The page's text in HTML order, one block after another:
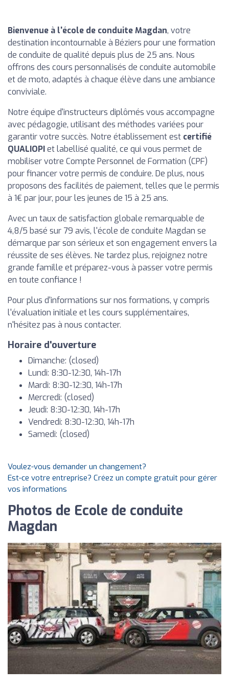
Bienvenue à l'école de conduite Magdan, votre
destination incontournable à Béziers pour une formation
de conduite de qualité depuis plus de 25 ans. Nous
offrons des cours personnalisés de conduite automobile
et de moto, adaptés à chaque élève dans une ambiance
conviviale.
Notre équipe d'instructeurs diplômés vous accompagne
avec pédagogie, utilisant des méthodes variées pour
garantir votre succès. Notre établissement est certifié
QUALIOPIet labellisé qualité, ce qui vous permet de
mobiliser votre Compte Personnel de Formation (CPF)
pour financer votre permis de conduire. De plus, nous
proposons des facilités de paiement, telles que le permis
à 1€ par jour, pour les jeunes de 15 à 25 ans.
Avec un taux de satisfaction globale remarquable de
4,8/5 basé sur 79 avis, l'école de conduite Magdan se
démarque par son sérieux et son engagement envers la
réussite de ses élèves. Ne tardez plus, rejoignez notre
grande famille et préparez-vous à passer votre permis
en toute confiance !
Pour plus d'informations sur nos formations, y compris
l'évaluation initiale et les cours supplémentaires,
n'hésitez pas à nous contacter.
Horaire d'ouverture
Dimanche: (closed)
Lundi: 8:30-12:30, 14h-17h
Mardi: 8:30-12:30, 14h-17h
Mercredi: (closed)
Jeudi: 8:30-12:30, 14h-17h
Vendredi: 8:30-12:30, 14h-17h
Samedi: (closed)
Voulez-vous demander un changement?
Est-ce votre entreprise? Créez un compte gratuit pour gérer
vos informations
Photos de Ecole de conduite
Magdan